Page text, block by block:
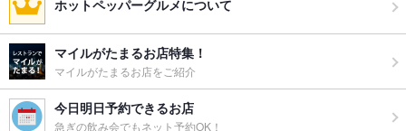
ホットペッパーグルメについて
マイルがたまるお店特集！
マイルがたまるお店をご紹介
今日明日予約できるお店
急ぎの飲み会でもネット予約OK！